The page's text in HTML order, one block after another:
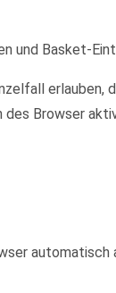
und Basket-
erlauben,
Browser
automatisch